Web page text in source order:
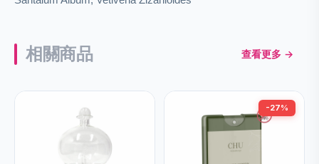
相關商品 查看更多 →
-27%